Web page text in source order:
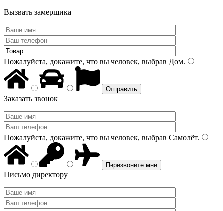
Вызвать замерщика
Пожалуйста, докажите, что вы человек, выбрав Дом.
Заказать звонок
Пожалуйста, докажите, что вы человек, выбрав Самолёт.
Письмо директору